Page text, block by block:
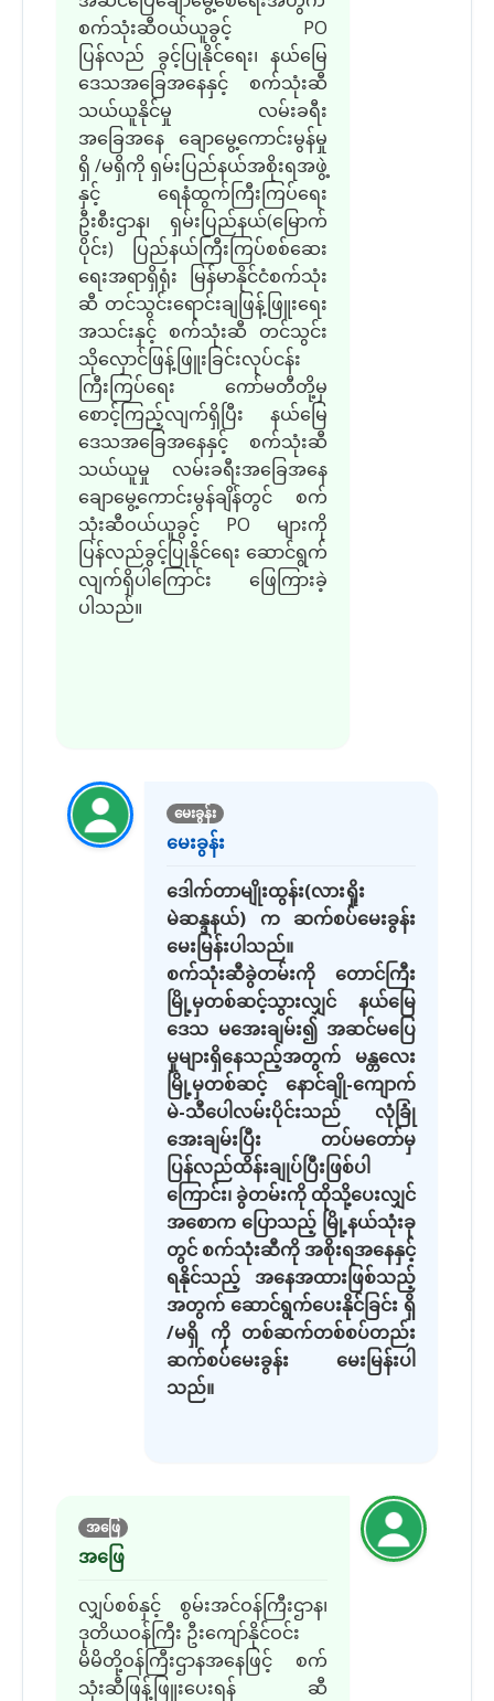
စက်သုံးဆီဝယ်ယူခွင့် PO
ပြန်လည် ခွင့်ပြုနိုင်ရေး၊ နယ်မြေ
ဒေသအခြေအနေနှင့် စက်သုံးဆီ
သယ်ယူနိုင်မှု လမ်းခရီး
အခြေအနေ ချောမွေ့ကောင်းမွန်မှု
ရှိ /မရှိကို ရှမ်းပြည်နယ်အစိုးရအဖွဲ့
နှင့် ရေနံထွက်ကြီးကြပ်ရေး
ဦးစီးဌာန၊ ရှမ်းပြည်နယ်(မြောက်
ပိုင်း) ပြည်နယ်ကြီးကြပ်စစ်ဆေး
ရေးအရာရှိရုံး မြန်မာနိုင်ငံစက်သုံး
ဆီ တင်သွင်းရောင်းချဖြန့်ဖြူးရေး
အသင်းနှင့် စက်သုံးဆီ တင်သွင်း
သိုလှောင်ဖြန့်ဖြူးခြင်းလုပ်ငန်း
ကြီးကြပ်ရေး ကော်မတီတို့မှ
စောင့်ကြည့်လျက်ရှိပြီး နယ်မြေ
ဒေသအခြေအနေနှင့် စက်သုံးဆီ
သယ်ယူမှု လမ်းခရီးအခြေအနေ
ချောမွေ့ကောင်းမွန်ချိန်တွင် စက်
သုံးဆီဝယ်ယူခွင့် PO များကို
ပြန်လည်ခွင့်ပြုနိုင်ရေး ဆောင်ရွက်
လျက်ရှိပါကြောင်း ဖြေကြားခဲ့
ပါသည်။
မေးခွန်း
မေးခွန်း
ဒေါက်တာမျိုးထွန်း(လားရှိုး
မဲဆန္ဒနယ်) က ဆက်စပ်မေးခွန်း
မေးမြန်းပါသည်။
စက်သုံးဆီခွဲတမ်းကို တောင်ကြီး
မြို့မှတစ်ဆင့်သွားလျှင် နယ်မြေ
ဒေသ မအေးချမ်း၍ အဆင်မပြေ
မှုများရှိနေသည့်အတွက် မန္တလေး
မြို့မှတစ်ဆင့် နောင်ချို-ကျောက်
မဲ-သီပေါလမ်းပိုင်းသည် လုံခြုံ
အေးချမ်းပြီး တပ်မတော်မှ
ပြန်လည်ထိန်းချုပ်ပြီးဖြစ်ပါ
ကြောင်း၊ ခွဲတမ်းကို ထိုသို့ပေးလျှင်
အစောက ပြောသည့် မြို့နယ်သုံးခု
တွင် စက်သုံးဆီကို အစိုးရအနေနှင့်
ရနိုင်သည့် အနေအထားဖြစ်သည့်
အတွက် ဆောင်ရွက်ပေးနိုင်ခြင်း ရှိ
/မရှိ ကို တစ်ဆက်တစ်စပ်တည်း
ဆက်စပ်မေးခွန်း မေးမြန်းပါ
သည်။
အဖြေ
အဖြေ
လျှပ်စစ်နှင့် စွမ်းအင်ဝန်ကြီးဌာန၊
ဒုတိယဝန်ကြီး ဦးကျော်နိုင်ဝင်း
မိမိတို့ဝန်ကြီးဌာနအနေဖြင့် စက်
သုံးဆီဖြန့်ဖြူးပေးရန် ဆီ